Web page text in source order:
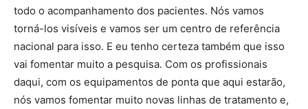
todo o acompanhamento dos pacientes. Nós vamos
torná-los visíveis e vamos ser um centro de referência
nacional para isso. E eu tenho certeza também que isso
vai fomentar muito a pesquisa. Com os profissionais
daqui, com os equipamentos de ponta que aqui estarão,
nós vamos fomentar muito novas linhas de tratamento e,